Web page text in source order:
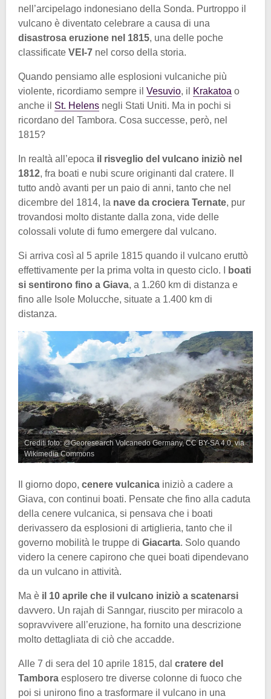
nell’arcipelago indonesiano della Sonda. Purtroppo il
vulcano è diventato celebrare a causa di una
disastrosa eruzione nel 1815, una delle poche
classificate VEI-7 nel corso della storia.
Quando pensiamo alle esplosioni vulcaniche più
violente, ricordiamo sempre il Vesuvio, il Krakatoa o
anche il St. Helens negli Stati Uniti. Ma in pochi si
ricordano del Tambora. Cosa successe, però, nel
1815?
In realtà all’epoca il risveglio del vulcano iniziò nel
1812, fra boati e nubi scure originanti dal cratere. Il
tutto andò avanti per un paio di anni, tanto che nel
dicembre del 1814, la nave da crociera Ternate, pur
trovandosi molto distante dalla zona, vide delle
colossali volute di fumo emergere dal vulcano.
Si arriva così al 5 aprile 1815 quando il vulcano eruttò
effettivamente per la prima volta in questo ciclo. I
boati
si sentirono fino a Giava, a 1.260 km di distanza e
fino alle Isole Molucche, situate a 1.400 km di
distanza.
Crediti foto: @Georesearch Volcanedo Germany, CC BY-SA 4.0, via
Wikimedia Commons
Il giorno dopo, cenere vulcanica iniziò a cadere a
Giava, con continui boati. Pensate che fino alla caduta
della cenere vulcanica, si pensava che i boati
derivassero da esplosioni di artiglieria, tanto che il
governo mobilità le truppe di Giacarta. Solo quando
videro la cenere capirono che quei boati dipendevano
da un vulcano in attività.
Ma è il 10 aprile che il vulcano iniziò a scatenarsi
davvero. Un rajah di Sanngar, riuscito per miracolo a
sopravvivere all’eruzione, ha fornito una descrizione
molto dettagliata di ciò che accadde.
Alle 7 di sera del 10 aprile 1815, dal cratere del
Tambora esplosero tre diverse colonne di fuoco che
poi si unirono fino a trasformare il vulcano in una